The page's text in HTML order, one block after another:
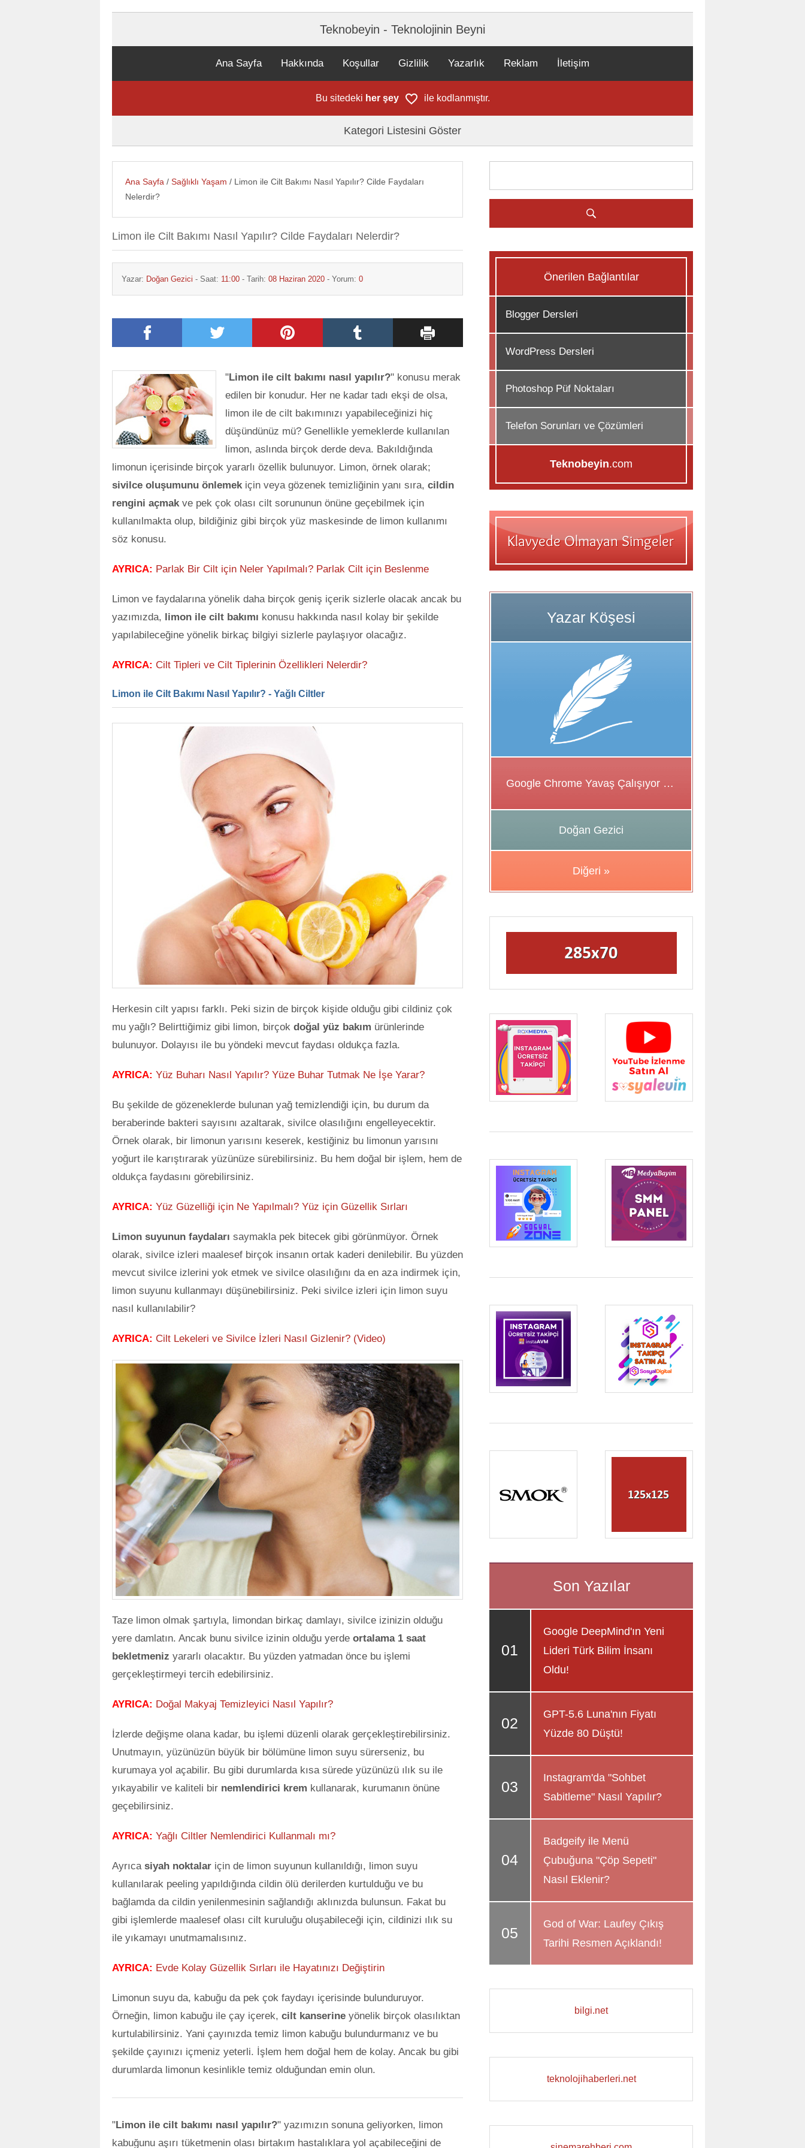
Teknobeyin - Teknolojinin Beyni
Ana Sayfa Hakkında Koşullar Gizlilik Yazarlık Reklam İletişim
Bu sitedeki her şey ile kodlanmıştır.
Kategori Listesini Göster
Ana Sayfa /Sağlıklı Yaşam / Limon ile Cilt Bakımı Nasıl Yapılır? Cilde Faydaları
Nelerdir?
Limon ile Cilt Bakımı Nasıl Yapılır? Cilde Faydaları Nelerdir?
Yazar: Doğan Gezici - Saat: 11:00 - Tarih: 08 Haziran 2020 - Yorum: 0
"Limon ile cilt bakımı nasıl yapılır?" konusu merak
edilen bir konudur. Her ne kadar tadı ekşi de olsa,
limon ile de cilt bakımınızı yapabileceğinizi hiç
düşündünüz mü? Genellikle yemeklerde kullanılan
limon, aslında birçok derde deva. Bakıldığında
limonun içerisinde birçok yararlı özellik bulunuyor. Limon, örnek olarak;
sivilce oluşumunu önlemekiçin veya gözenek temizliğinin yanı sıra, cildin
rengini açmak ve pek çok olası cilt sorununun önüne geçebilmek için
kullanılmakta olup, bildiğiniz gibi birçok yüz maskesinde de limon kullanımı
söz konusu.
AYRICA: Parlak Bir Cilt için Neler Yapılmalı? Parlak Cilt için Beslenme
Limon ve faydalarına yönelik daha birçok geniş içerik sizlerle olacak ancak bu
yazımızda,
limon ile cilt bakımı konusu hakkında nasıl kolay bir şekilde
yapılabileceğine yönelik birkaç bilgiyi sizlerle paylaşıyor olacağız.
AYRICA: Cilt Tipleri ve Cilt Tiplerinin Özellikleri Nelerdir?
Limon ile Cilt Bakımı Nasıl Yapılır? - Yağlı Ciltler
Herkesin cilt yapısı farklı. Peki sizin de birçok kişide olduğu gibi cildiniz çok
mu yağlı? Belirttiğimiz gibi limon, birçok doğal yüz bakım ürünlerinde
bulunuyor. Dolayısı ile bu yöndeki mevcut faydası oldukça fazla.
AYRICA: Yüz Buharı Nasıl Yapılır? Yüze Buhar Tutmak Ne İşe Yarar?
Bu şekilde de gözeneklerde bulunan yağ temizlendiği için, bu durum da
beraberinde bakteri sayısını azaltarak, sivilce olasılığını engelleyecektir.
Örnek olarak, bir limonun yarısını keserek, kestiğiniz bu limonun yarısını
yoğurt ile karıştırarak yüzünüze sürebilirsiniz. Bu hem doğal bir işlem, hem de
oldukça faydasını görebilirsiniz.
AYRICA: Yüz Güzelliği için Ne Yapılmalı? Yüz için Güzellik Sırları
Limon suyunun faydaları saymakla pek bitecek gibi görünmüyor. Örnek
olarak, sivilce izleri maalesef birçok insanın ortak kaderi denilebilir. Bu yüzden
mevcut sivilce izlerini yok etmek ve sivilce olasılığını da en aza indirmek için,
limon suyunu kullanmayı düşünebilirsiniz. Peki sivilce izleri için limon suyu
nasıl kullanılabilir?
AYRICA: Cilt Lekeleri ve Sivilce İzleri Nasıl Gizlenir? (Video)
Taze limon olmak şartıyla, limondan birkaç damlayı, sivilce izinizin olduğu
yere damlatın. Ancak bunu sivilce izinin olduğu yerde ortalama 1 saat
bekletmeniz yararlı olacaktır. Bu yüzden yatmadan önce bu işlemi
gerçekleştirmeyi tercih edebilirsiniz.
AYRICA: Doğal Makyaj Temizleyici Nasıl Yapılır?
İzlerde değişme olana kadar, bu işlemi düzenli olarak gerçekleştirebilirsiniz.
Unutmayın, yüzünüzün büyük bir bölümüne limon suyu sürerseniz, bu
kurumaya yol açabilir. Bu gibi durumlarda kısa sürede yüzünüzü ılık su ile
yıkayabilir ve kaliteli bir nemlendirici krem kullanarak, kurumanın önüne
geçebilirsiniz.
AYRICA: Yağlı Ciltler Nemlendirici Kullanmalı mı?
Ayrıca siyah noktalar için de limon suyunun kullanıldığı, limon suyu
kullanılarak peeling yapıldığında cildin ölü derilerden kurtulduğu ve bu
bağlamda da cildin yenilenmesinin sağlandığı aklınızda bulunsun. Fakat bu
gibi işlemlerde maalesef olası cilt kuruluğu oluşabileceği için, cildinizi ılık su
ile yıkamayı unutmamalısınız.
AYRICA: Evde Kolay Güzellik Sırları ile Hayatınızı Değiştirin
Limonun suyu da, kabuğu da pek çok faydayı içerisinde bulunduruyor.
Örneğin, limon kabuğu ile çay içerek, cilt kanserine yönelik birçok olasılıktan
kurtulabilirsiniz. Yani çayınızda temiz limon kabuğu bulundurmanız ve bu
şekilde çayınızı içmeniz yeterli. İşlem hem doğal hem de kolay. Ancak bu gibi
durumlarda limonun kesinlikle temiz olduğundan emin olun.
"Limon ile cilt bakımı nasıl yapılır?" yazımızın sonuna geliyorken, limon
kabuğunu aşırı tüketmenin olası birtakım hastalıklara yol açabileceğini de
Önerilen Bağlantılar
Blogger Dersleri
WordPress Dersleri
Photoshop Püf Noktaları
Telefon Sorunları ve Çözümleri
Teknobeyin.com
Google Chrome Yavaş Çalışıyor Sorunu için Çözüm Önerileri
Doğan Gezici
Diğeri »
Google DeepMind'ın Yeni
Lideri Türk Bilim İnsanı
Oldu!
GPT-5.6 Luna'nın Fiyatı
Yüzde 80 Düştü!
Instagram'da "Sohbet
Sabitleme" Nasıl Yapılır?
Badgeify ile Menü
Çubuğuna "Çöp Sepeti"
Nasıl Eklenir?
God of War: Laufey Çıkış
Tarihi Resmen Açıklandı!
bilgi.net
teknolojihaberleri.net